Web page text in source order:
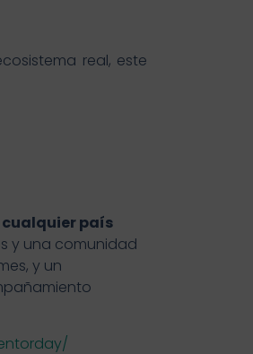
real, este
país
y una comunidad
y un